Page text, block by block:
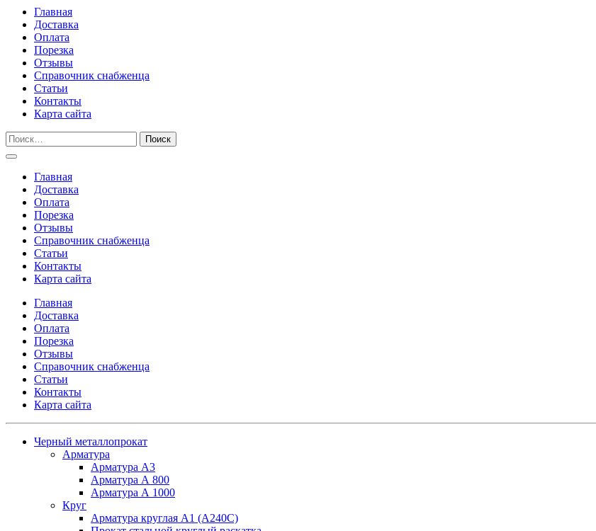
Главная
Доставка
Оплата
Порезка
Отзывы
Справочник снабженца
Статьи
Контакты
Карта сайта
Главная
Доставка
Оплата
Порезка
Отзывы
Справочник снабженца
Статьи
Контакты
Карта сайта
Главная
Доставка
Оплата
Порезка
Отзывы
Справочник снабженца
Статьи
Контакты
Карта сайта
Черный металлопрокат
Арматура
Арматура А3
Арматура А 800
Арматура А 1000
Круг
Арматура круглая А1 (А240C)